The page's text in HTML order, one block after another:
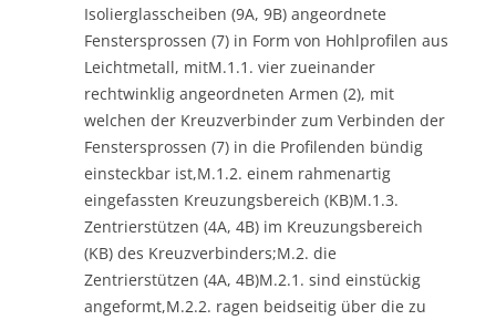
Isolierglasscheiben (9A, 9B) angeordnete
Fenstersprossen (7) in Form von Hohlprofilen aus
Leichtmetall, mitM.1.1. vier zueinander
rechtwinklig angeordneten Armen (2), mit
welchen der Kreuzverbinder zum Verbinden der
Fenstersprossen (7) in die Profilenden bündig
einsteckbar ist,M.1.2. einem rahmenartig
eingefassten Kreuzungsbereich (KB)M.1.3.
Zentrierstützen (4A, 4B) im Kreuzungsbereich
(KB) des Kreuzverbinders;M.2. die
Zentrierstützen (4A, 4B)M.2.1. sind einstückig
angeformt,M.2.2. ragen beidseitig über die zu